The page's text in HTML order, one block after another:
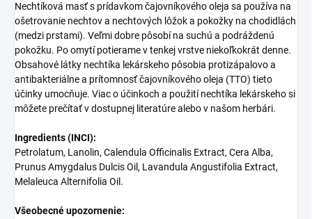
Nechtíková masť s prídavkom čajovníkového oleja sa používa na
ošetrovanie nechtov a nechtových lôžok a pokožky na chodidlách
(medzi prstami). Veľmi dobre pôsobí na suchú a podráždenú
pokožku. Po omytí potierame v tenkej vrstve niekoľkokrát denne.
Obsahové látky nechtíka lekárskeho pôsobia protizápalovo a
antibakteriálne a prítomnosť čajovníkového oleja (TTO) tieto
účinky umocňuje. Viac o účinkoch a použití nechtíka lekárskeho si
môžete prečítať v dostupnej literatúre alebo v našom herbári.
Ingredients (INCI):
Petrolatum, Lanolin, Calendula Officinalis Extract, Cera Alba,
Prunus Amygdalus Dulcis Oil, Lavandula Angustifolia Extract,
Melaleuca Alternifolia Oil.
Všeobecné upozornenie: